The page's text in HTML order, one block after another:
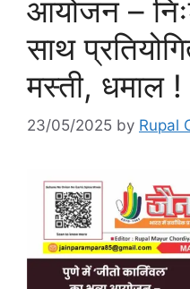
आयोजन –
साथ
मस्ती, धमाल !
23/05/2025 by Rupal